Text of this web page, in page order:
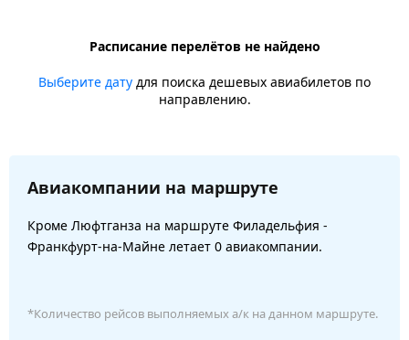
Расписание перелётов не найдено
Выберите дату для поиска дешевых авиабилетов по
направлению.
Авиакомпании на маршруте
Кроме Люфтганза на маршруте Филадельфия -
Франкфурт-на-Майне летает 0 авиакомпании.
*Количество рейсов выполняемых а/к на данном маршруте.